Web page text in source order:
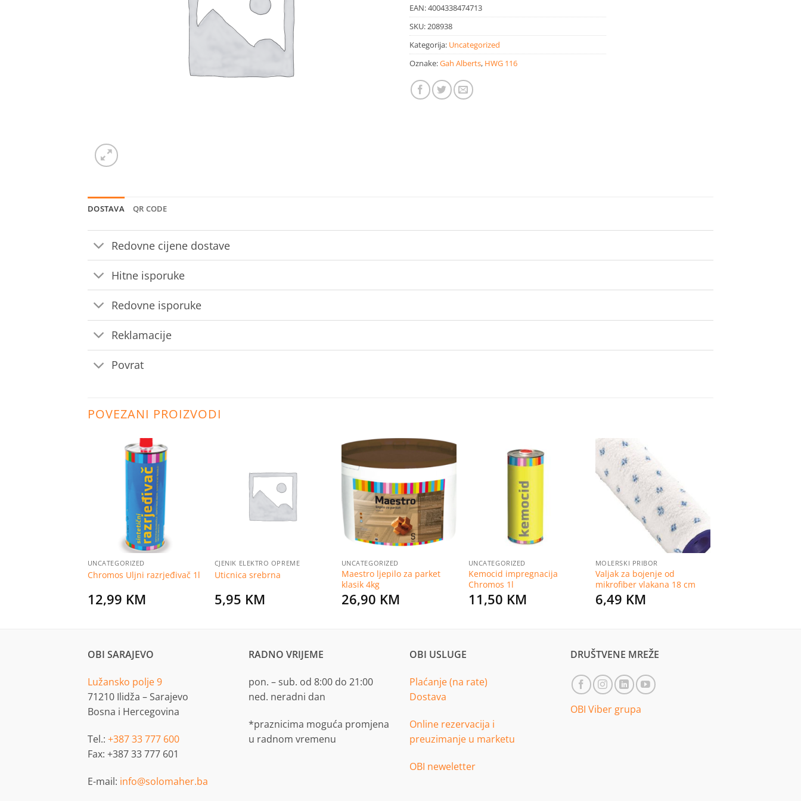
EAN:4004338474713
SKU:208938
Kategorija: Uncategorized
Oznake:Gah Alberts, HWG 116
DOSTAVA QR CODE
Redovne cijene dostave
Hitne isporuke
Redovne isporuke
Reklamacije
Povrat
POVEZANI PROIZVODI
UNCATEGORIZED
Chromos Uljni razrjeđivač 1l
12,99 KM
CJENIK ELEKTRO OPREME
Uticnica srebrna
5,95 KM
Dodaj
na
listu
želja
UNCATEGORIZED
Maestro ljepilo za parket
klasik 4kg
26,90 KM
UNCATEGORIZED
Kemocid impregnacija
Chromos 1l
11,50 KM
želja
MOLERSKI PRIBOR
Valjak za bojenje od
mikrofiber vlakana 18 cm
6,49 KM
OBI SARAJEVO
Lužansko polje 9
71210 Ilidža – Sarajevo
Bosna i Hercegovina
Tel.: +387 33 777 600
Fax: +387 33 777 601
E-mail: info@solomaher.ba
RADNO VRIJEME
pon. – sub. od 8:00 do 21:00
ned. neradni dan
*praznicima moguća promjena
u radnom vremenu
OBI USLUGE
Plaćanje (na rate)
Dostava
Online rezervacija i
preuzimanje u marketu
OBI neweletter
DRUŠTVENE MREŽE
OBI Viber grupa